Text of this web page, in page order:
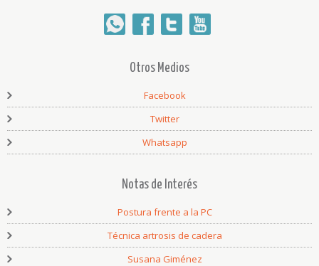
Otros Medios
Facebook
Twitter
Whatsapp
Notas de Interés
Postura frente a la PC
Técnica artrosis de cadera
Susana Giménez